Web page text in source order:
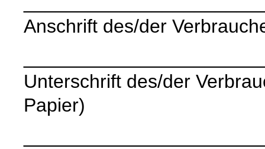
Anschrift des/der
Unterschrift des/der
Papier)